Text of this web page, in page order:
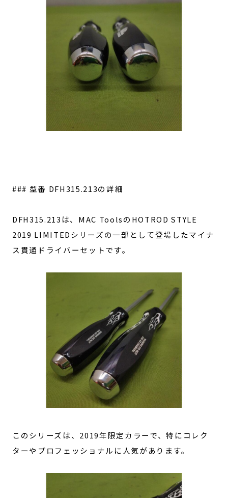
### 型番 DFH315.213の詳細
DFH315.213は、MAC ToolsのHOTROD STYLE
2019 LIMITEDシリーズの一部として登場したマイナ
ス貫通ドライバーセットです。
このシリーズは、2019年限定カラーで、特にコレク
ターやプロフェッショナルに人気があります。